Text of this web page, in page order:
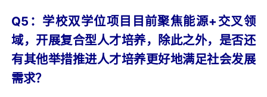
Q5：学校双学位项目目前聚焦能源+交叉领
域，开展复合型人才培养，除此之外，是否还
有其他举措推进人才培养更好地满足社会发展
需求？